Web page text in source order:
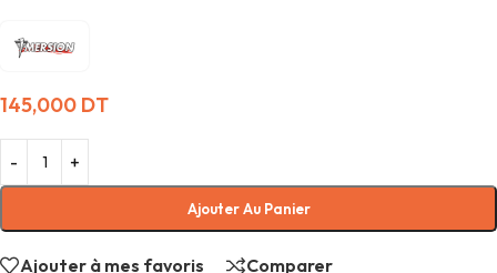
145,000 DT
Ajouter Au Panier
Ajouter à mes favoris Comparer